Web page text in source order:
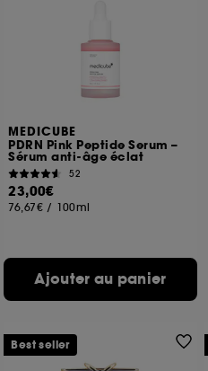
MEDICUBE
PDRN Pink Peptide Serum –
Sérum anti-âge éclat
52
23,00€
76,67€ / 100ml
Ajouter au panier
Best seller